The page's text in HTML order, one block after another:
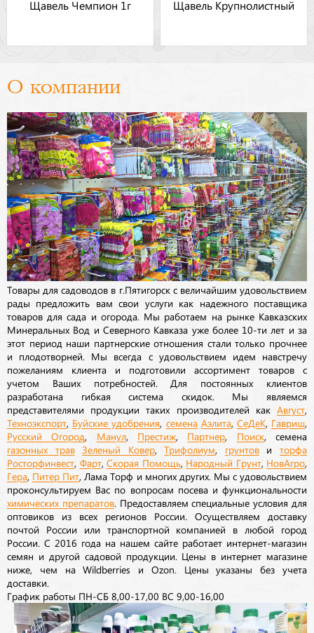
Щавель Чемпион 1г Щавель Крупнолистный
О компании
Товары для садоводов в г.Пятигорск с величайшим удовольствием
рады предложить вам свои услуги как надежного поставщика
товаров для сада и огорода. Мы работаем на рынке Кавказских
Минеральных Вод и Северного Кавказа уже более 10-ти лет и за
этот период наши партнерские отношения стали только прочнее
и плодотворней. Мы всегда с удовольствием идем навстречу
пожеланиям клиента и подготовили ассортимент товаров с
учетом Ваших потребностей. Для постоянных клиентов
разработана гибкая система скидок. Мы являемся
представителями продукции таких производителей как Август
Техноэкспорт Буйские удобрения семена Аэлита СеДеК, Гавриш
Русский Огород Манул, Престиж Партнер Поиск, семена
газонных трав Зеленый Ковер,Трифолиум грунтовиторфа
Росторфинвест Фарт, Скорая Помощь Народный Грунт, НовАгро
Гера Питер Пит , Лама Торф и многих других. Мы с удовольствием
проконсультируем Вас по вопросам посева и функциональности
химических препаратов. Предоставляем специальные условия для
оптовиков из всех регионов России. Осуществляем доставку
почтой России или транспортной компанией в любой город
России. С 2016 года на нашем сайте работает интернет-магазин
семян и другой садовой продукции. Цены в интернет магазине
ниже, чем на Wildberries и Ozon. Цены указаны без учета
доставки.
График работы ПН-СБ 8,00-17,00 ВС 9,00-16,00